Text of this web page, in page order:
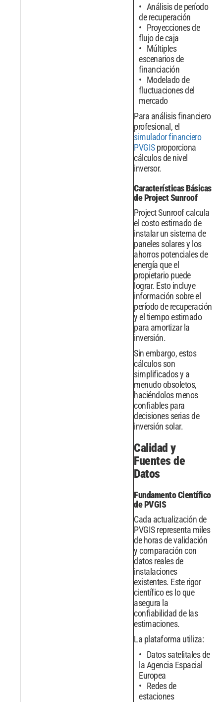
Análisis de período
de recuperación
Proyecciones de
flujo de caja
Múltiples
escenarios de
financiación
Modelado de
fluctuaciones del
mercado
Para análisis financiero
profesional, el
simulador financiero
PVGISproporciona
cálculos de nivel
inversor.
Características Básicas
de Project Sunroof
Project Sunroof calcula
el costo estimado de
instalar un sistema de
paneles solares y los
ahorros potenciales de
energía que el
propietario puede
lograr. Esto incluye
información sobre el
período de recuperación
y el tiempo estimado
para amortizar la
inversión.
Sin embargo, estos
cálculos son
simplificados y a
menudo obsoletos,
haciéndolos menos
confiables para
decisiones serias de
inversión solar.
Calidad y
Fuentes de
Datos
Fundamento Científico
de PVGIS
Cada actualización de
PVGIS representa miles
de horas de validación
y comparación con
datos reales de
instalaciones
existentes. Este rigor
científico es lo que
asegura la
confiabilidad de las
estimaciones.
La plataforma utiliza:
Datos satelitales de
la Agencia Espacial
Europea
Redes de
estaciones